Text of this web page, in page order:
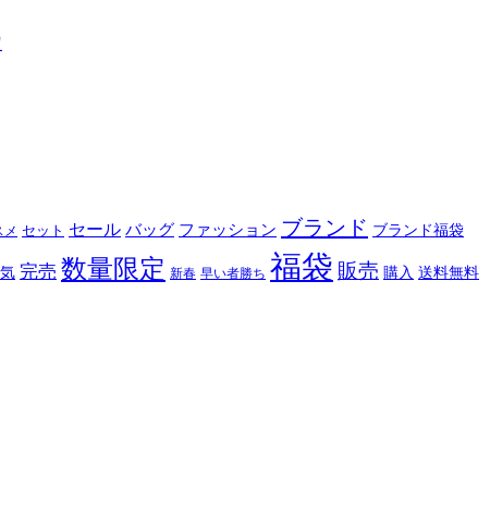
メ セット セール バッグ ファッション ブランド ブランド福袋
完売 数量限定 新春 早い者勝ち 福袋 販売 購入 送料無料